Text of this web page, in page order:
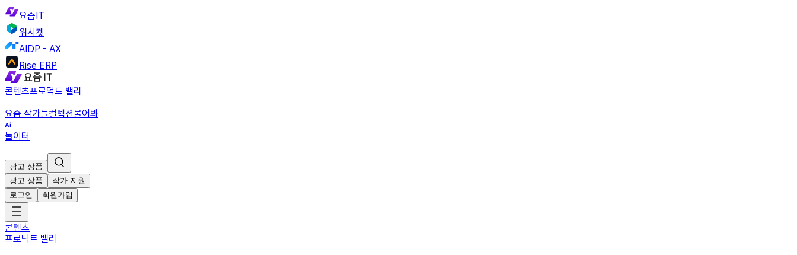
요즘IT
위시켓
AIDP - AX
Rise ERP
콘텐츠프로덕트 밸리
요즘 작가들컬렉션물어봐
놀이터
광고 상품
광고 상품
작가 지원
로그인
회원가입
콘텐츠
프로덕트 밸리